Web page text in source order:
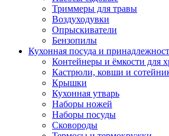
Триммеры для травы
Воздуходувки
Опрыскиватели
Бензопилы
Кухонная посуда и
Контейнеры и ёмкости для
Кастрюли, ковши и
Крышки
Кухонная утварь
Наборы ножей
Наборы посуды
Сковороды